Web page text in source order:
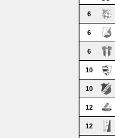
6
6
6
10
10
12
12